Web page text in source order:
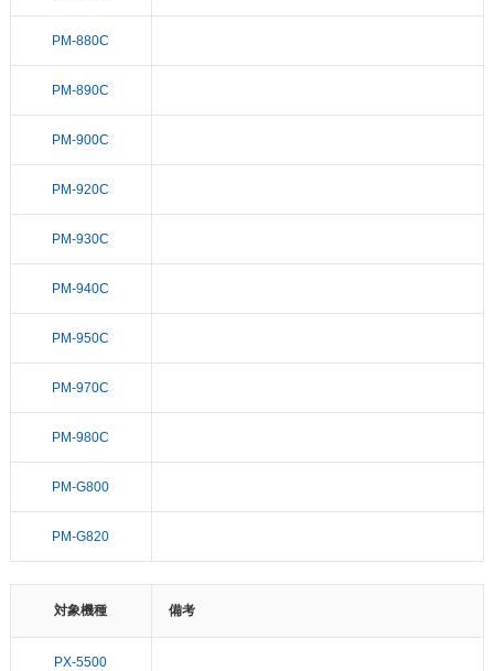
PM-880C
PM-890C
PM-900C
PM-920C
PM-930C
PM-940C
PM-950C
PM-970C
PM-980C
PM-G800
PM-G820
対象機種 備考
PX-5500